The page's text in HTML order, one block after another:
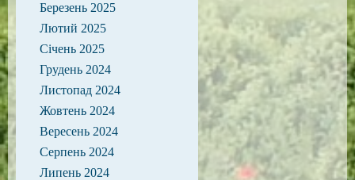
Березень 2025
Лютий 2025
Січень 2025
Грудень 2024
Листопад 2024
Жовтень 2024
Вересень 2024
Серпень 2024
Липень 2024